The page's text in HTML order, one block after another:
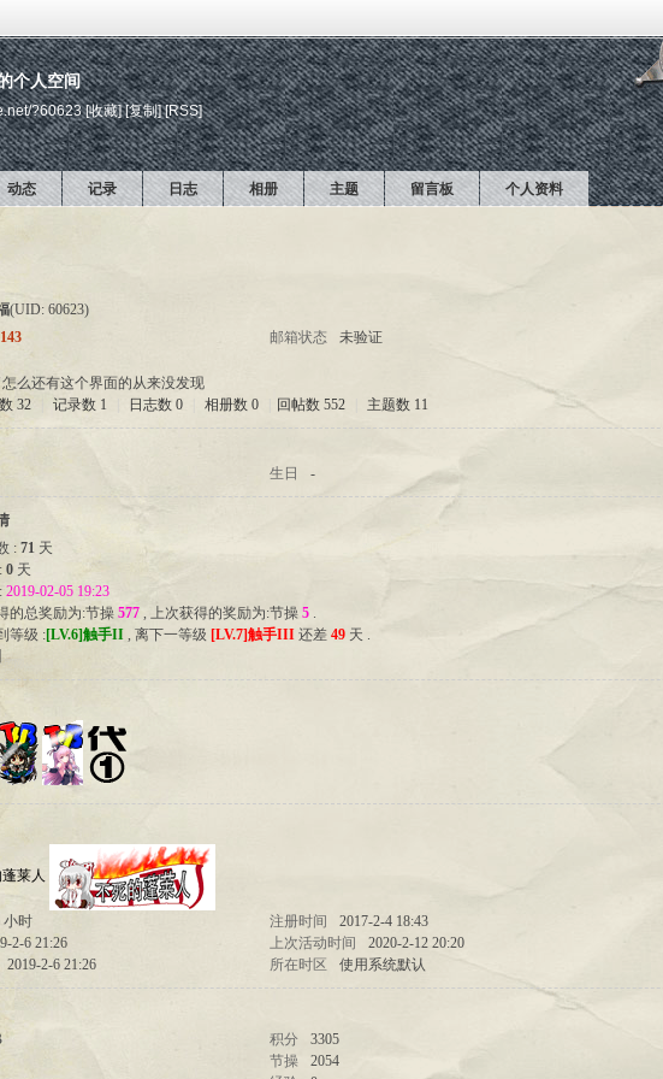
个人空间
?60623 [收藏] [复制] [RSS]
动态 记录 日志 相册 主题 留言板 个人资料
(UID: 60623)
邮箱状态 未验证
么还有这个界面的从来没发现
32 记录数 1 日志数 0 相册数 0 回帖数 552 主题数 11
生日 -
: 71 天
0 天
2019-02-05 19:23
的总奖励为:节操 577 , 上次获得的奖励为:节操 5 .
等级 :[LV.6]触手II , 离下一等级 [LV.7]触手III 还差 49 天 .
莱人
小时 注册时间
2017-2-4 18:43
2-6 21:26 上次活动时间
2020-2-12 20:20
2019-2-6 21:26 所在时区 使用系统默认
积分
3305
节操
2054